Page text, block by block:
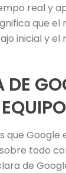
real y
que
inicial y
todo
de